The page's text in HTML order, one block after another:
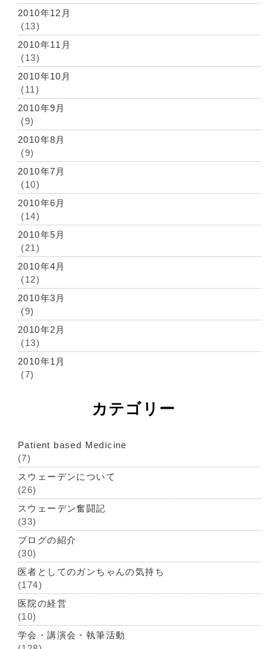
2010年12月
(13)
2010年11月
(13)
2010年10月
(11)
2010年9月
(9)
2010年8月
(9)
2010年7月
(10)
2010年6月
(14)
2010年5月
(21)
2010年4月
(12)
2010年3月
(9)
2010年2月
(13)
2010年1月
(7)
カテゴリー
Patient based Medicine
(7)
スウェーデンについて
(26)
スウェーデン奮闘記
(33)
ブログの紹介
(30)
医者としてのガンちゃんの気持ち
(174)
医院の経営
(10)
学会・講演会・執筆活動